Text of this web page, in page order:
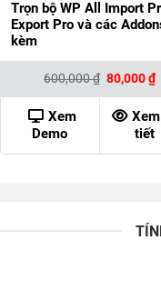
Trọn bộ WP All Import
Export Pro và các
kèm
600,000₫ Giá
gốc
là:
600,000
80,000₫
Xem
Demo
tiết